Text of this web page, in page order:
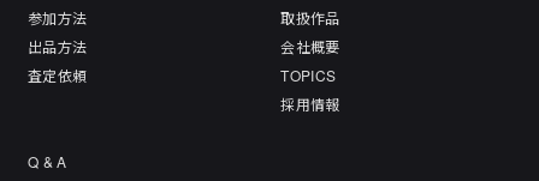
参加方法
出品方法
査定依頼
取扱作品
会社概要
TOPICS
採用情報
Q & A